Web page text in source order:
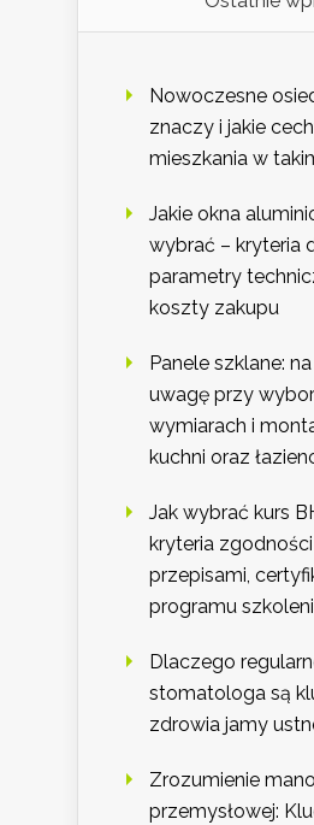
Nowoczesne
znaczy i jakie
mieszkania w
Jakie okna
wybrać – kryteria
parametry
koszty zakupu
Panele szklane:
uwagę przy
wymiarach i
kuchni oraz
Jak wybrać kurs
kryteria
przepisami,
programu
Dlaczego
stomatologa są
zdrowia jamy
Zrozumienie
przemysłowej: